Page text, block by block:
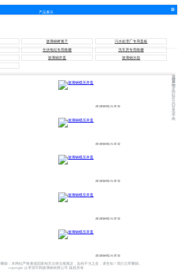
产品展示
玻璃钢树篦子 污水处理厂专用盖板
光伏电站专用格栅 洗车房专用格栅
玻璃钢井盖 玻璃钢水箱
玻璃钢模压井盖
玻璃钢模压井盖
玻璃钢模压井盖
玻璃钢模压井盖
玻璃钢模压井盖
法
律
声
明
本
网
站
部
分
内
容
来
源
于
网
除；本网站严格遵循国家相关法律法规规定，如有不当之处，请告知！我们立即删除。
copyright @枣强宇阔玻璃钢有限公司 版权所有